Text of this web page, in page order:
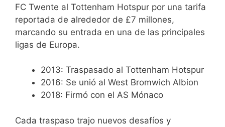
FC Twente al Tottenham Hotspur por una tarifa
reportada de alrededor de £7 millones,
marcando su entrada en una de las principales
ligas de Europa.
2013: Traspasado al Tottenham Hotspur
2016: Se unió al West Bromwich Albion
2018: Firmó con el AS Mónaco
Cada traspaso trajo nuevos desafíos y